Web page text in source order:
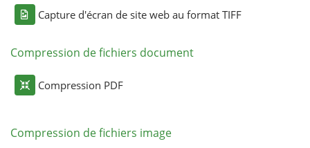
Capture d'écran de site web au format TIFF
Compression de fichiers document
Compression PDF
Compression de fichiers image